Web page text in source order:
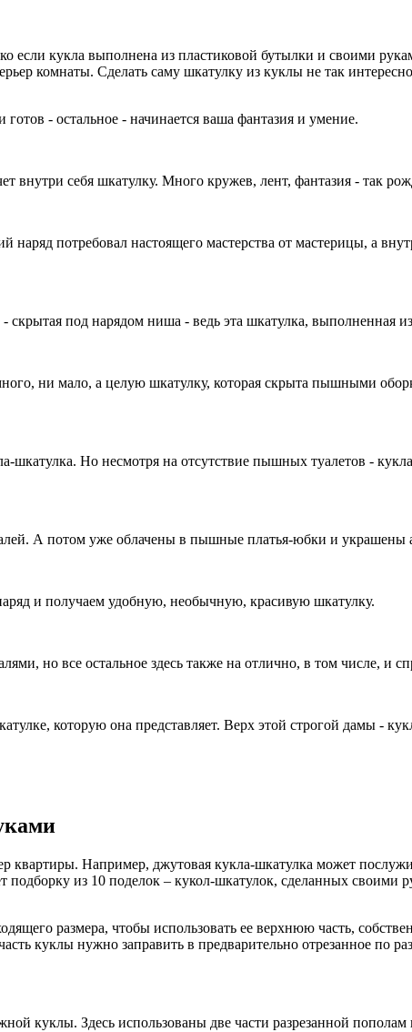
кукла выполнена из пластиковой бутылки и своими
комнаты. Сделать саму шкатулку из куклы не так
- остальное - начинается ваша фантазия и умение.
внутри себя шкатулку. Много кружев, лент, фантазия - так
наряд потребовал настоящего мастерства от мастерицы, а
под нарядом ниша - ведь эта шкатулка, выполненная
ни мало, а целую шкатулку, которая скрыта пышными
Но несмотря на отсутствие пышных туалетов -
А потом уже облачены в пышные платья-юбки и украшены
и получаем удобную, необычную, красивую шкатулку.
но все остальное здесь также на отлично, в том числе, и
которую она представляет. Верх этой строгой дамы -
Например, джутовая кукла-шкатулка может
из 10 поделок – кукол-шкатулок, сделанных своими
размера, чтобы использовать ее верхнюю часть,
куклы нужно заправить в предварительно отрезанное по
куклы. Здесь использованы две части разрезанной